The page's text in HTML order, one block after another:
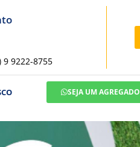
9 9222-8755
SEJA UM AGREGADO